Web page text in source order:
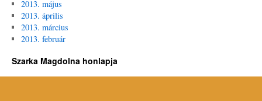
2013. május
2013. április
2013. március
2013. február
Szarka Magdolna honlapja